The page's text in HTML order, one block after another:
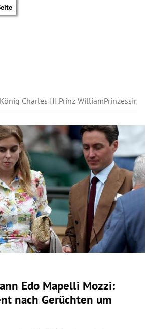
König Charles III.Prinz WilliamPrinzessin
Edo Mapelli Mozzi:
nach Gerüchten um